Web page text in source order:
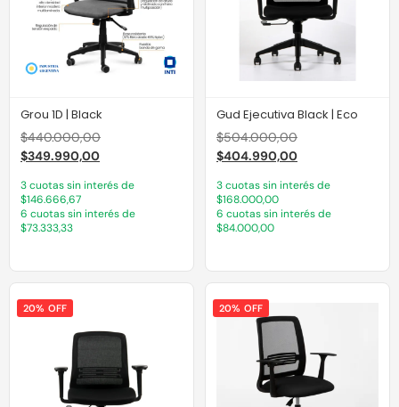
Grou 1D | Black
$440.000,00
$349.990,00
3 cuotas sin interés de
$146.666,67
6 cuotas sin interés de
$73.333,33
Gud Ejecutiva Black | Eco
$504.000,00
$404.990,00
3 cuotas sin interés de
$168.000,00
6 cuotas sin interés de
$84.000,00
20% OFF 20% OFF